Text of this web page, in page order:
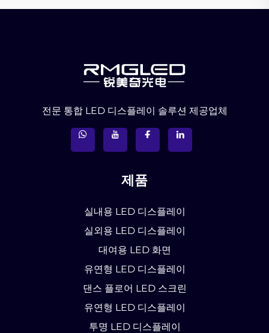
전문 통합 LED 디스플레이 솔루션 제공업체
제품
실내용 LED 디스플레이
실외용 LED 디스플레이
대여용 LED 화면
유연형 LED 디스플레이
댄스 플로어 LED 스크린
유연형 LED 디스플레이
투명 LED 디스플레이